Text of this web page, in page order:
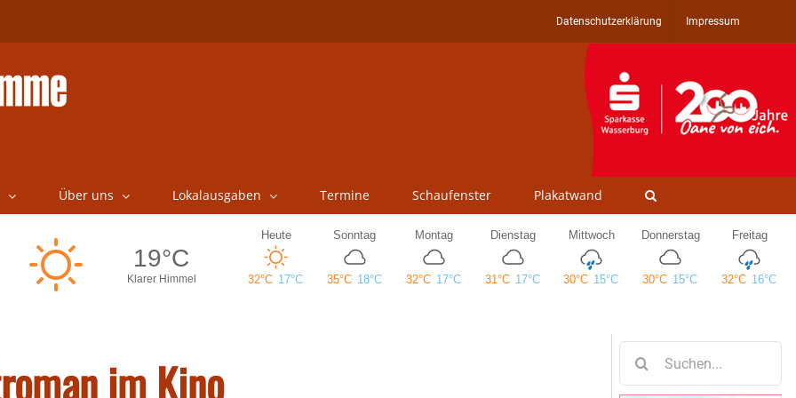
Datenschutzerklärung Impressum
Über uns Lokalausgaben Termine Schaufenster Plakatwand
im Kino
nach: